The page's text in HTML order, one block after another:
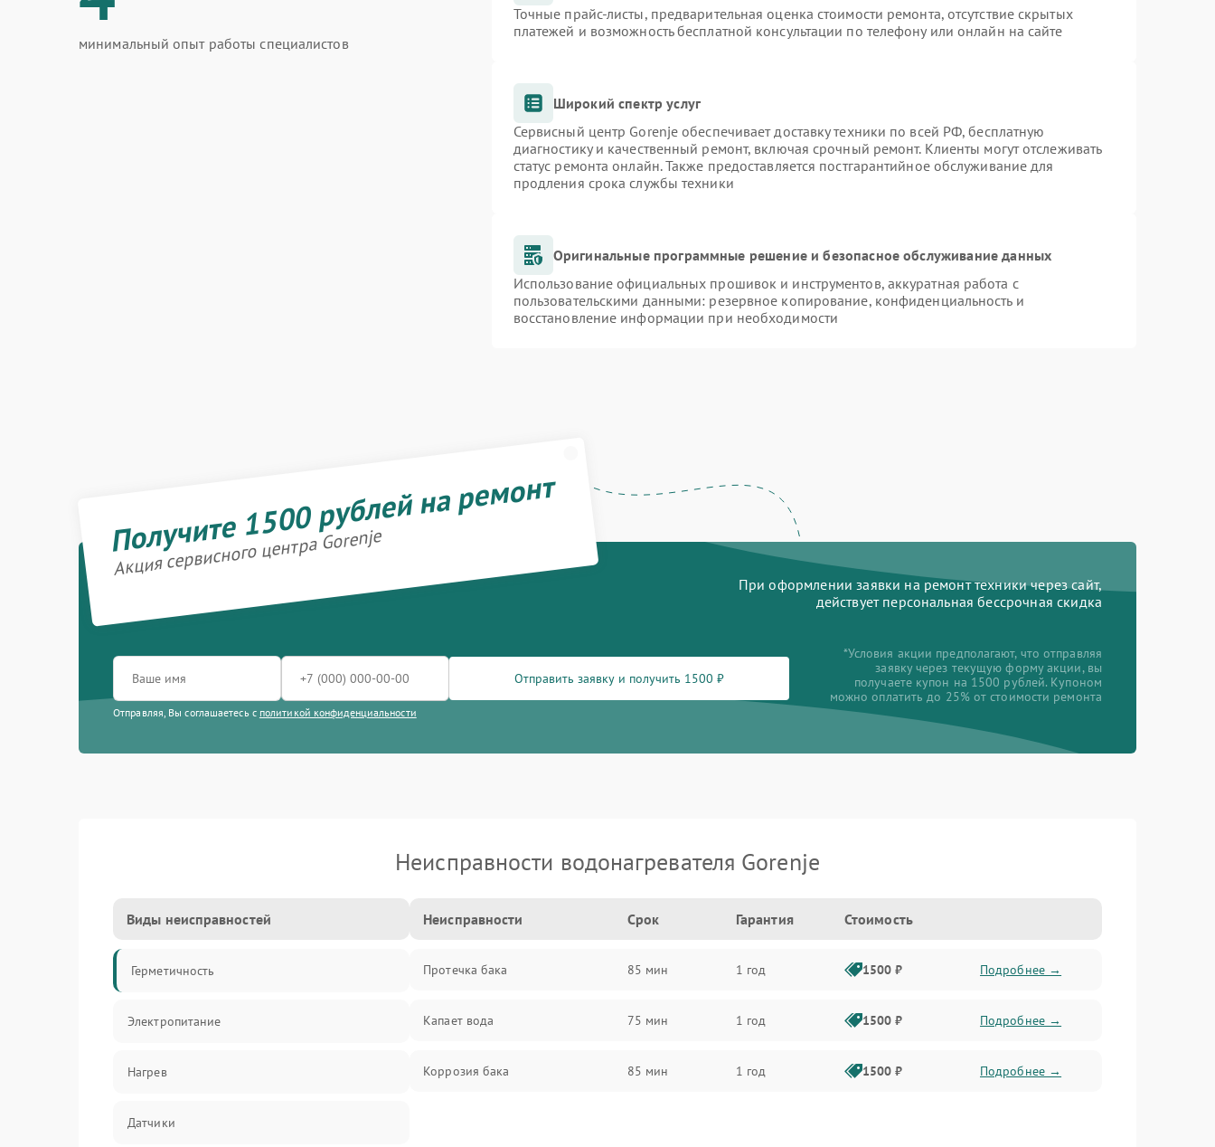
минимальный опыт работы специалистов
Точные прайс-листы, предварительная оценка стоимости ремонта, отсутствие скрытых
платежей и возможность бесплатной консультации по телефону или онлайн на сайте
Широкий спектр услуг
Сервисный центр Gorenje обеспечивает доставку техники по всей РФ, бесплатную
диагностику и качественный ремонт, включая срочный ремонт. Клиенты могут отслеживать
статус ремонта онлайн. Также предоставляется постгарантийное обслуживание для
продления срока службы техники
Оригинальные программные решение и безопасное обслуживание данных
Использование официальных прошивок и инструментов, аккуратная работа с
пользовательскими данными: резервное копирование, конфиденциальность и
восстановление информации при необходимости
Получите 1500 рублей на ремонт
Акция сервисного центра Gorenje
При оформлении заявки на ремонт техники через сайт,
действует персональная бессрочная скидка
Отправить заявку и получить 1500 ₽
Отправляя, Вы соглашаетесь с политикой конфиденциальности
*Условия акции предполагают, что отправляя
заявку через текущую форму акции, вы
получаете купон на 1500 рублей. Купоном
можно оплатить до 25% от стоимости ремонта
Неисправности водонагревателя Gorenje
Виды неисправностей
Герметичность
Электропитание
Нагрев
Датчики
Неисправности Срок Гарантия Стоимость
Протечка бака 85 мин 1 год 1500 ₽ Подробнее →
Капает вода 75 мин 1 год 1500 ₽ Подробнее →
Коррозия бака 85 мин 1 год 1500 ₽ Подробнее →